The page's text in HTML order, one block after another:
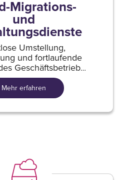
Migrations-
und
Umstellung,
und fortlaufende
Geschäftsbetriebs
in Cloud.
Mehr erfahren